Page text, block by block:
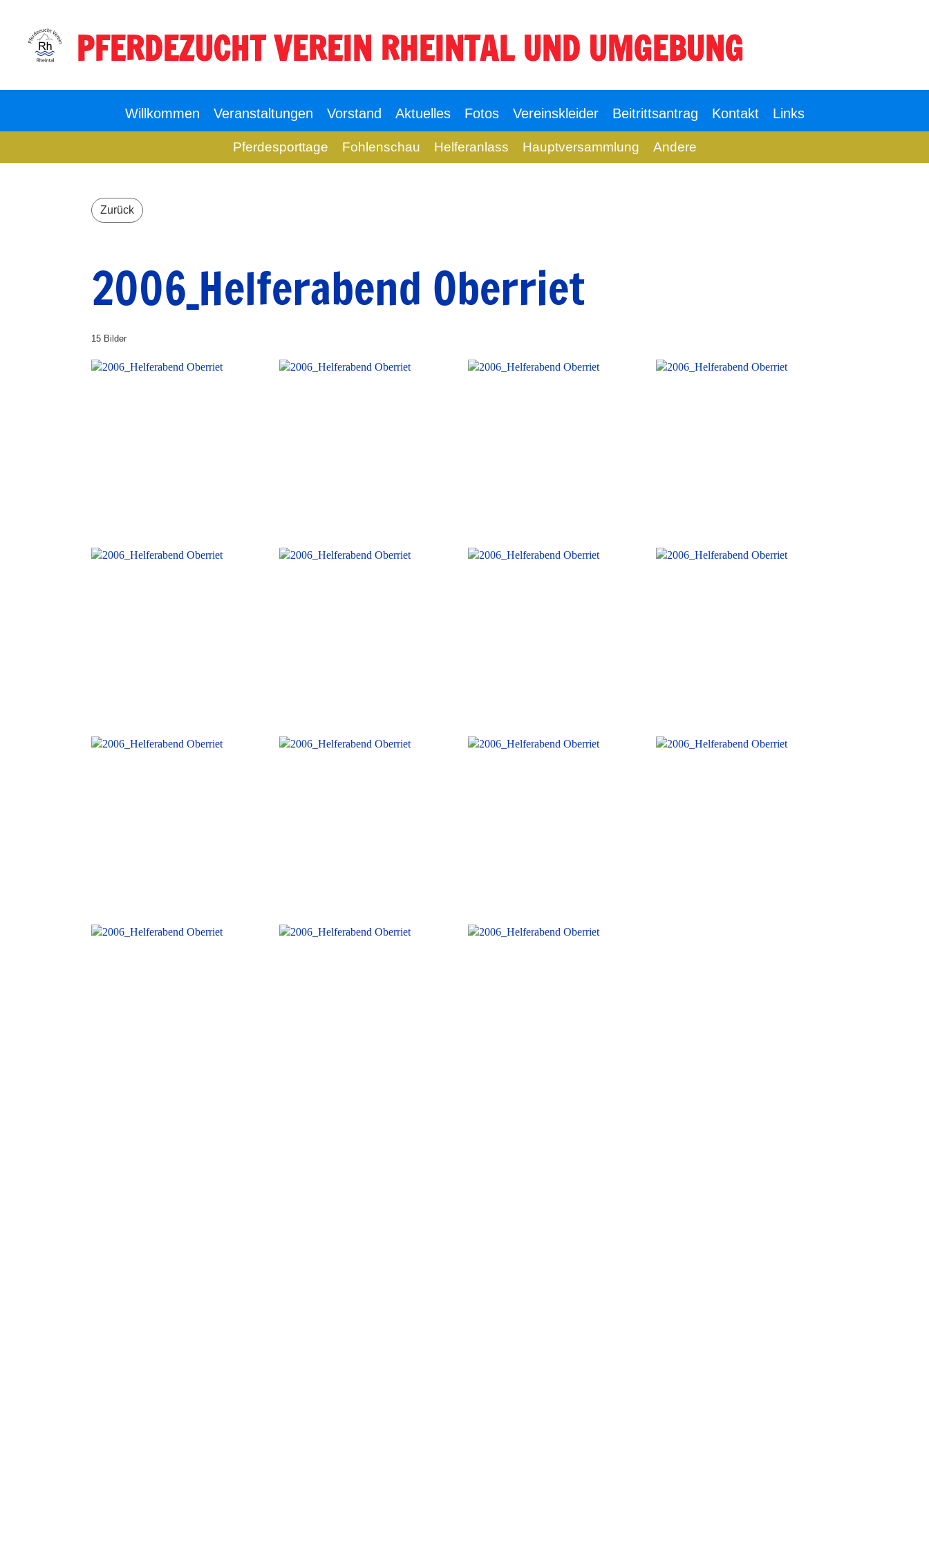
PFERDEZUCHT VEREIN RHEINTAL UND UMGEBUNG
Willkommen Veranstaltungen Vorstand Aktuelles Fotos Vereinskleider Beitrittsantrag Kontakt Links
Pferdesporttage Fohlenschau Helferanlass Hauptversammlung Andere
Zurück
2006_Helferabend Oberriet
15 Bilder